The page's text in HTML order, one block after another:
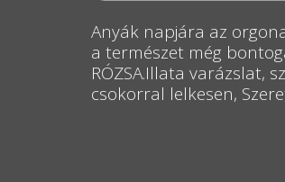
Anyák napjára az
a természet még
RÓZSA.Illata varázslat,
csokorral lelkesen,